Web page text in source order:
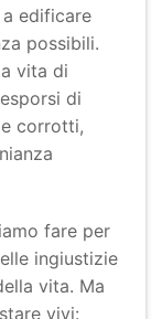
edificare
possibili.
vita di
di
corrotti,
fare per
ingiustizie
vita. Ma
vivi: